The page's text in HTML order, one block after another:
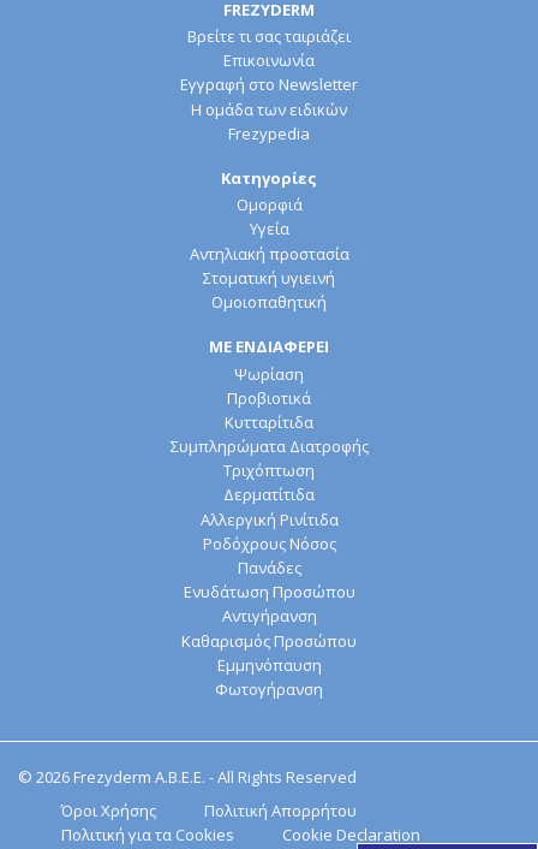
FREZYDERM
Βρείτε τι σας ταιριάζει
Επικοινωνία
Εγγραφή στο Newsletter
Η ομάδα των ειδικών
Frezypedia
Κατηγορίες
Ομορφιά
Υγεία
Αντηλιακή προστασία
Στοματική υγιεινή
Ομοιοπαθητική
ΜΕ ΕΝΔΙΑΦΕΡΕΙ
Ψωρίαση
Προβιοτικά
Κυτταρίτιδα
Συμπληρώματα Διατροφής
Τριχόπτωση
Δερματίτιδα
Αλλεργική Ρινίτιδα
Ροδόχρους Νόσος
Πανάδες
Ενυδάτωση Προσώπου
Αντιγήρανση
Καθαρισμός Προσώπου
Εμμηνόπαυση
Φωτογήρανση
© 2026 Frezyderm Α.Β.Ε.Ε. - All Rights Reserved
Όροι Χρήσης
Πολιτική Απορρήτου
Πολιτική για τα Cookies
Cookie Declaration